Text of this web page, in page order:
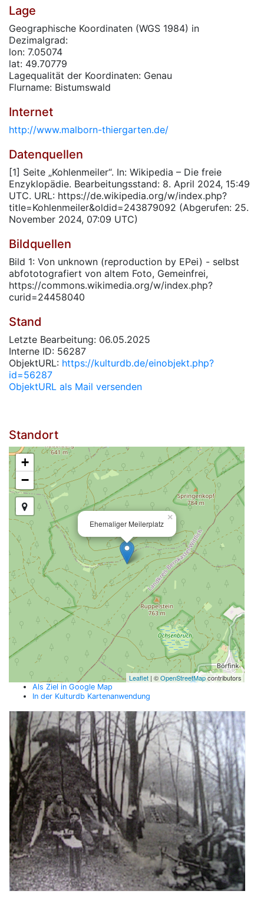
Lage
Geographische Koordinaten (WGS 1984) in
Dezimalgrad:
lon: 7.05074
lat: 49.70779
Lagequalität der Koordinaten: Genau
Flurname: Bistumswald
Internet
http://www.malborn-thiergarten.de/
Datenquellen
[1] Seite „Kohlenmeiler“. In: Wikipedia – Die freie
Enzyklopädie. Bearbeitungsstand: 8. April 2024, 15:49
UTC. URL: https://de.wikipedia.org/w/index.php?
title=Kohlenmeiler&oldid=243879092 (Abgerufen: 25.
November 2024, 07:09 UTC)
Bildquellen
Bild 1: Von unknown (reproduction by EPei) - selbst
abfototografiert von altem Foto, Gemeinfrei,
https://commons.wikimedia.org/w/index.php?
curid=24458040
Stand
Letzte Bearbeitung: 06.05.2025
Interne ID: 56287
ObjektURL: https://kulturdb.de/einobjekt.php?
id=56287
ObjektURL als Mail versenden
Standort
Ehemaliger Meilerplatz
×
+
−
Leaflet | ©OpenStreetMapcontributors
Als Ziel in Google Map
In der Kulturdb Kartenanwendung